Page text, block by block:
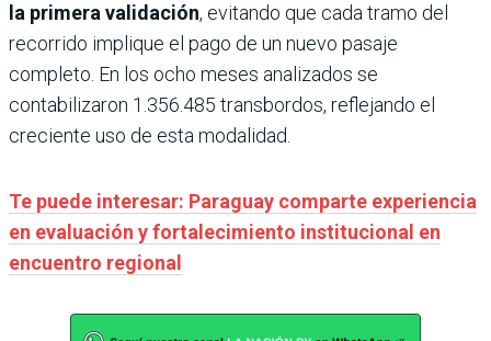
la primera validación, evitando que cada tramo del
recorrido implique el pago de un nuevo pasaje
completo. En los ocho meses analizados se
contabilizaron 1.356.485 transbordos, reflejando el
creciente uso de esta modalidad.
Te puede interesar: Paraguay comparte experiencia
en evaluación y fortalecimiento institucional en
encuentro regional